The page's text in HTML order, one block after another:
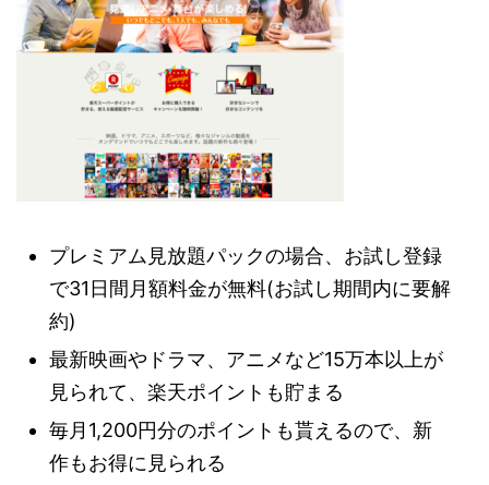
プレミアム見放題パックの場合、お試し登録
で31日間月額料金が無料(お試し期間内に要解
約)
最新映画やドラマ、アニメなど15万本以上が
見られて、楽天ポイントも貯まる
毎月1,200円分のポイントも貰えるので、新
作もお得に見られる